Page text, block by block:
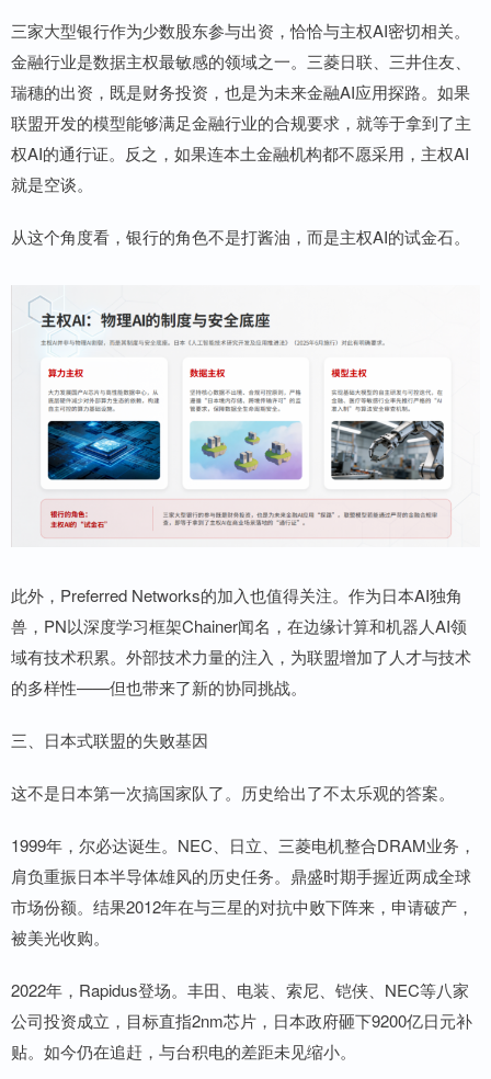
三家大型银行作为少数股东参与出资，恰恰与主权AI密切相关。
金融行业是数据主权最敏感的领域之一。三菱日联、三井住友、
瑞穗的出资，既是财务投资，也是为未来金融AI应用探路。如果
联盟开发的模型能够满足金融行业的合规要求，就等于拿到了主
权AI的通行证。反之，如果连本土金融机构都不愿采用，主权AI
就是空谈。
从这个角度看，银行的角色不是打酱油，而是主权AI的试金石。
此外，Preferred Networks的加入也值得关注。作为日本AI独角
兽，PN以深度学习框架Chainer闻名，在边缘计算和机器人AI领
域有技术积累。外部技术力量的注入，为联盟增加了人才与技术
的多样性——但也带来了新的协同挑战。
三、日本式联盟的失败基因
这不是日本第一次搞国家队了。历史给出了不太乐观的答案。
1999年，尔必达诞生。NEC、日立、三菱电机整合DRAM业务，
肩负重振日本半导体雄风的历史任务。鼎盛时期手握近两成全球
市场份额。结果2012年在与三星的对抗中败下阵来，申请破产，
被美光收购。
2022年，Rapidus登场。丰田、电装、索尼、铠侠、NEC等八家
公司投资成立，目标直指2nm芯片，日本政府砸下9200亿日元补
贴。如今仍在追赶，与台积电的差距未见缩小。